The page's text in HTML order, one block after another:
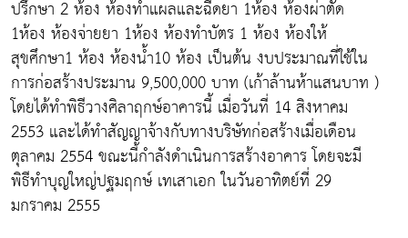
ปรึกษา 2 ห้อง ห้องทำแผลและฉีดยา 1ห้อง ห้องผ่าตัด
1ห้อง ห้องจ่ายยา 1ห้อง ห้องทำบัตร 1 ห้อง ห้องให้
สุขศึกษา1 ห้อง ห้องน้ำ10 ห้อง เป็นต้น งบประมาณที่ใช้ใน
การก่อสร้างประมาน 9,500,000 บาท (เก้าล้านห้าแสนบาท )
โดยได้ทำพิธีวางศิลาฤกษ์อาคารนี้ เมื่อวันที่ 14 สิงหาคม
2553 และได้ทำสัญญาจ้างกับทางบริษัทก่อสร้างเมื่อเดือน
ตุลาคม 2554 ขณะนี้กำลังดำเนินการสร้างอาคาร โดยจะมี
พิธีทำบุญใหญ่ปฐมฤกษ์ เทเสาเอก ในวันอาทิตย์ที่ 29
มกราคม 2555